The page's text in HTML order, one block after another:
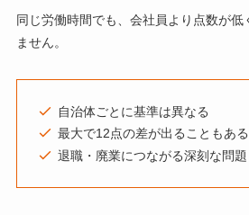
同じ労働時間でも、会社員より点数が低
ません。
自治体ごとに基準は異なる
最大で12点の差が出ることもある
退職・廃業につながる深刻な問題